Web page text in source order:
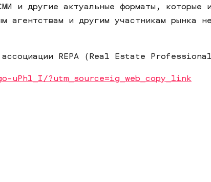
и другие актуальные форматы, которые
агентствам и другим участникам рынка
ассоциации REPA (Real Estate
uPhl_I/?utm_source=ig_web_copy_link